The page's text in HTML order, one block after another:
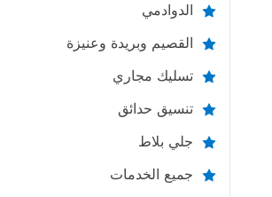
الدوادمي
القصيم وبريدة وعنيزة
تسليك مجاري
تنسيق حدائق
جلي بلاط
جميع الخدمات